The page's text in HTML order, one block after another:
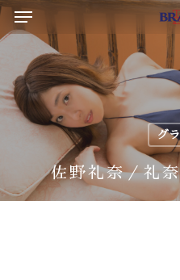
Skip
to
content
Menu
グ
佐野礼奈／礼